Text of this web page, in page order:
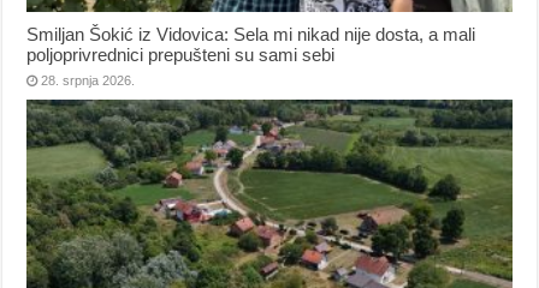
Smiljan Šokić iz Vidovica: Sela mi nikad nije dosta, a mali
poljoprivrednici prepušteni su sami sebi
28. srpnja 2026.